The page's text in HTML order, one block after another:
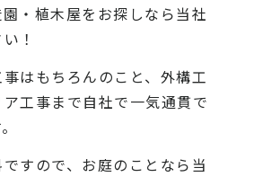
・植木屋をお探しなら当社
！
はもちろんのこと、外構工
工事まで自社で一気通貫で
すので、お庭のことなら当